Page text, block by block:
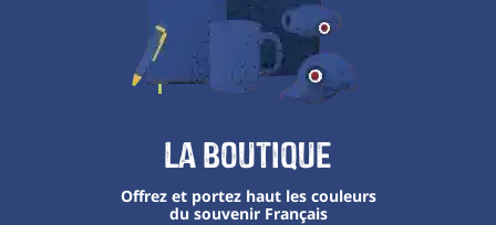
La boutique
Offrez et portez haut les couleurs
du souvenir Français